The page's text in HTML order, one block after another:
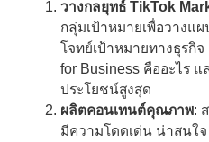
วางกลยุทธ์ TikTok
กลุ่มเป้าหมายเพื่อวางแ
โจทย์เป้าหมายทางธุรกิ
for Business คืออะไร แ
ประโยชน์สูงสุด
ผลิตคอนเทนต์คุณภาพ:
มีความโดดเด่น น่าสนใ